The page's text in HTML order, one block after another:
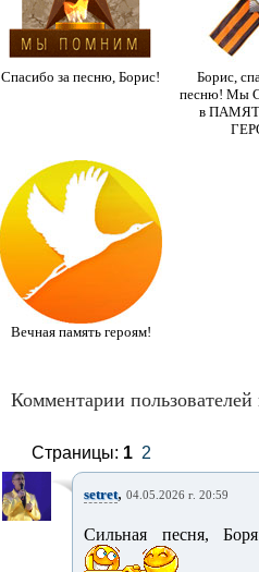
Спасибо за песню, Борис!
Борис,
песню! Мы
в
Вечная память героям!
Комментарии пользователей
Страницы: 1 2
setret, 04.05.2026 г. 20:59
Сильная песня,